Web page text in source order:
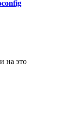
на это